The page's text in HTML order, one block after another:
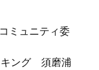
ミュニティ委
ング 須磨浦